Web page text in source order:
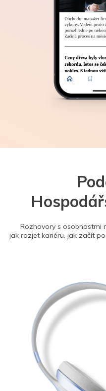
Rozhovory s osobnostmi
jak rozjet kariéru, jak začít